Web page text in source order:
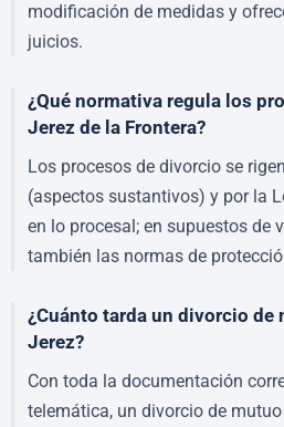
modificación de medidas y
juicios.
¿Qué normativa regula los
Jerez de la Frontera?
Los procesos de divorcio se
(aspectos sustantivos) y por la
en lo procesal; en supuestos de
también las normas de
¿Cuánto tarda un divorcio de
Jerez?
Con toda la documentación
telemática, un divorcio de